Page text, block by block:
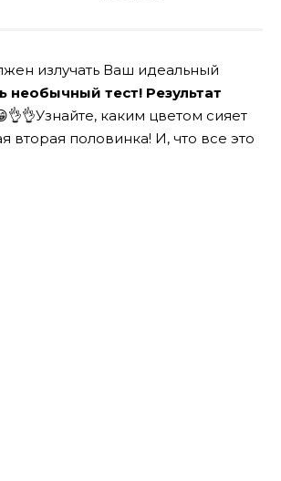
излучать Ваш идеальный
необычный тест! Результат
👌👌Узнайте, каким цветом сияет
вторая половинка! И, что все это